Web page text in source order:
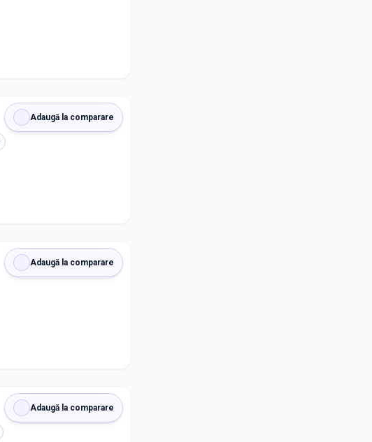
Adaugă la comparare
Adaugă la comparare
Adaugă la comparare